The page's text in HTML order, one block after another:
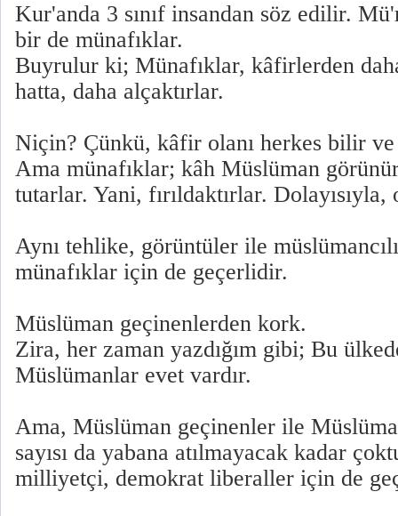
Kur'anda 3 sınıf insandan söz edilir.
bir de münafıklar.
Buyrulur ki; Münafıklar, kâfirlerden
hatta, daha alçaktırlar.
Niçin? Çünkü, kâfir olanı herkes bilir ve
Ama münafıklar; kâh Müslüman
tutarlar. Yani, fırıldaktırlar.
Aynı tehlike, görüntüler ile
münafıklar için de geçerlidir.
Müslüman geçinenlerden kork.
Zira, her zaman yazdığım gibi; Bu
Müslümanlar evet vardır.
Ama, Müslüman geçinenler ile
sayısı da yabana atılmayacak kadar
milliyetçi, demokrat liberaller için de